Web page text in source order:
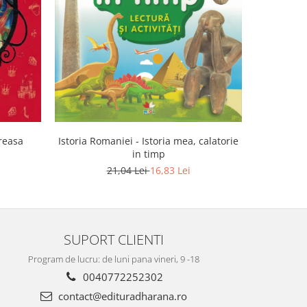
Istoria Romaniei - Istoria mea, calatorie
in timp
21,04 Lei16,83 Lei
SUPORT CLIENTI
Program de lucru: de luni pana vineri, 9 -18
0040772252302
contact@edituradharana.ro